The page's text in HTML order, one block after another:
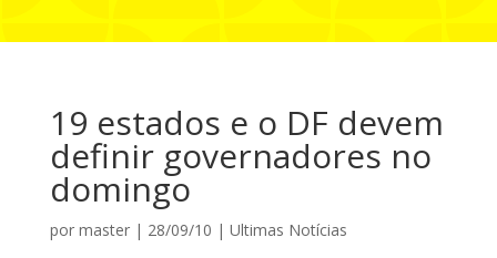
19 estados e o DF devem
definir governadores no
domingo
por master| 28/09/10 | Ultimas Notícias